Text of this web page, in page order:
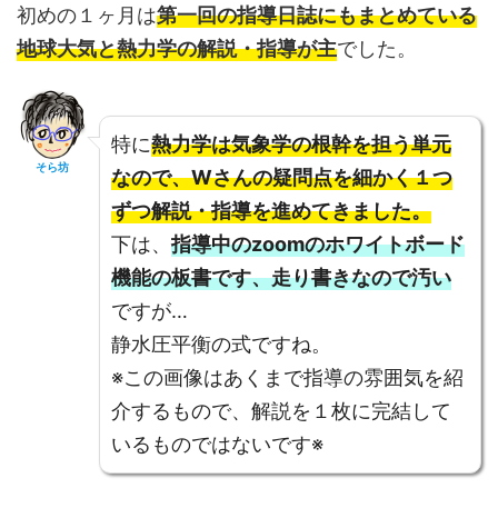
初めの１ヶ月は第一回の指導日誌にもまとめている
地球大気と熱力学の解説・指導が主でした。
そら坊
特に熱力学は気象学の根幹を担う単元
なので、Wさんの疑問点を細かく１つ
ずつ解説・指導を進めてきました。
下は、指導中のzoomのホワイトボード
機能の板書です、走り書きなので汚い
ですが…
静水圧平衡の式ですね。
※この画像はあくまで指導の雰囲気を紹
介するもので、解説を１枚に完結して
いるものではないです※